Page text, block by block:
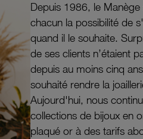
Depuis 1986, le
chacun la possibilité de
quand il le souhaite.
de ses clients n’étaient
depuis au moins cinq
souhaité rendre la
Aujourd'hui, nous
collections de bijoux en
plaqué or à des tarifs